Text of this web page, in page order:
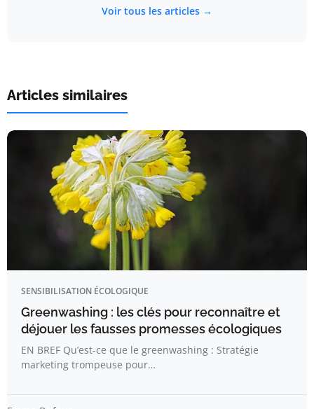
Voir tous les articles →
Articles similaires
SENSIBILISATION ÉCOLOGIQUE
Greenwashing : les clés pour reconnaître et
déjouer les fausses promesses écologiques
EN BREF Qu’est-ce que le greenwashing : Stratégie
marketing trompeuse pour…